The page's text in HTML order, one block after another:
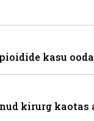
kasu
kirurg